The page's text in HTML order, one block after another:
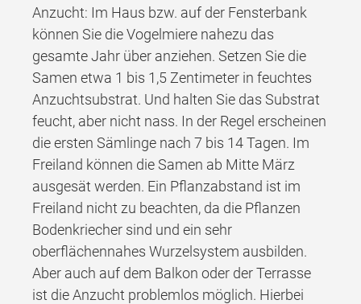
Anzucht: Im Haus bzw. auf der Fensterbank
können Sie die Vogelmiere nahezu das
gesamte Jahr über anziehen. Setzen Sie die
Samen etwa 1 bis 1,5 Zentimeter in feuchtes
Anzuchtsubstrat. Und halten Sie das Substrat
feucht, aber nicht nass. In der Regel erscheinen
die ersten Sämlinge nach 7 bis 14 Tagen. Im
Freiland können die Samen ab Mitte März
ausgesät werden. Ein Pflanzabstand ist im
Freiland nicht zu beachten, da die Pflanzen
Bodenkriecher sind und ein sehr
oberflächennahes Wurzelsystem ausbilden.
Aber auch auf dem Balkon oder der Terrasse
ist die Anzucht problemlos möglich. Hierbei